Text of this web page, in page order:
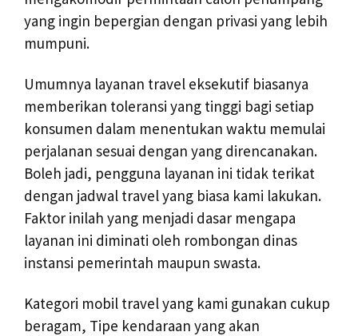
yang ingin bepergian dengan privasi yang lebih
mumpuni.
Umumnya layanan travel eksekutif biasanya
memberikan toleransi yang tinggi bagi setiap
konsumen dalam menentukan waktu memulai
perjalanan sesuai dengan yang direncanakan.
Boleh jadi, pengguna layanan ini tidak terikat
dengan jadwal travel yang biasa kami lakukan.
Faktor inilah yang menjadi dasar mengapa
layanan ini diminati oleh rombongan dinas
instansi pemerintah maupun swasta.
Kategori mobil travel yang kami gunakan cukup
beragam, Tipe kendaraan yang akan